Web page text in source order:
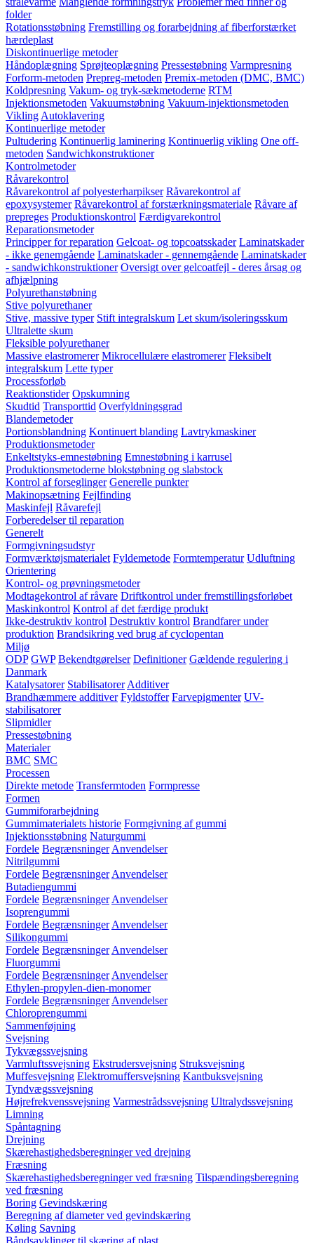
folder
Rotationsstøbning Fremstilling og forarbejdning af fiberforstærket
hærdeplast
Diskontinuerlige metoder
Håndoplægning Sprøjteoplægning Pressestøbning Varmpresning
Forform-metoden Prepreg-metoden Premix-metoden (DMC, BMC)
Koldpresning Vakum- og tryk-sækmetoderne RTM
Injektionsmetoden Vakuumstøbning Vakuum-injektionsmetoden
Vikling Autoklavering
Kontinuerlige metoder
Pultudering Kontinuerlig laminering Kontinuerlig vikling One off-
metoden Sandwichkonstruktioner
Kontrolmetoder
Råvarekontrol
Råvarekontrol af polyesterharpikser Råvarekontrol af
epoxysystemer Råvarekontrol af forstærkningsmateriale Råvare af
prepreges Produktionskontrol Færdigvarekontrol
Reparationsmetoder
Principper for reparation Gelcoat- og topcoatsskader Laminatskader
- ikke genemgående Laminatskader - gennemgående Laminatskader
- sandwichkonstruktioner Oversigt over gelcoatfejl - deres årsag og
afhjælpning
Polyurethanstøbning
Stive polyurethaner
Stive, massive typer Stift integralskum Let skum/isoleringsskum
Ultralette skum
Fleksible polyurethaner
Massive elastromerer Mikrocellulære elastromerer Fleksibelt
integralskum Lette typer
Processforløb
Reaktionstider Opskumning
Skudtid Transporttid Overfyldningsgrad
Blandemetoder
Portionsblandning Kontinuert blanding Lavtrykmaskiner
Produktionsmetoder
Enkeltstyks-emnestøbning Emnestøbning i karrusel
Produktionsmetoderne blokstøbning og slabstock
Kontrol af forseglinger Generelle punkter
Makinopsætning Fejlfinding
Maskinfejl Råvarefejl
Forberedelser til reparation
Generelt
Formgivningsudstyr
Formværktøjsmaterialet Fyldemetode Formtemperatur Udluftning
Orientering
Kontrol- og prøvningsmetoder
Modtagekontrol af råvare Driftkontrol under fremstillingsforløbet
Maskinkontrol Kontrol af det færdige produkt
Ikke-destruktiv kontrol Destruktiv kontrol Brandfarer under
produktion Brandsikring ved brug af cyclopentan
Miljø
ODP GWP Bekendtgørelser Definitioner Gældende regulering i
Danmark
Katalysatorer Stabilisatorer Additiver
Brandhæmmere additiver Fyldstoffer Farvepigmenter UV-
stabilisatorer
Slipmidler
Pressestøbning
Materialer
BMC SMC
Processen
Direkte metode Transfermtoden Formpresse
Formen
Gummiforarbejdning
Gummimaterialets historie Formgivning af gummi
Injektionsstøbning Naturgummi
Fordele Begrænsninger Anvendelser
Nitrilgummi
Fordele Begrænsninger Anvendelser
Butadiengummi
Fordele Begrænsninger Anvendelser
Isoprengummi
Fordele Begrænsninger Anvendelser
Silikongummi
Fordele Begrænsninger Anvendelser
Fluorgummi
Fordele Begrænsninger Anvendelser
Ethylen-propylen-dien-monomer
Fordele Begrænsninger Anvendelser
Chloroprengummi
Sammenføjning
Svejsning
Tykvægssvejsning
Varmluftssvejsning Ekstrudersvejsning Struksvejsning
Muffesvejsning Elektromuffersvejsning Kantbuksvejsning
Tyndvægssvejsning
Højrefrekvenssvejsning Varmestrådssvejsning Ultralydssvejsning
Limning
Spåntagning
Drejning
Skærehastighedsberegninger ved drejning
Fræsning
Skærehastighedsberegninger ved fræsning Tilspændingsberegning
ved fræsning
Boring Gevindskæring
Beregning af diameter ved gevindskæring
Køling Savning
Båndsavklinger til skæring af plast